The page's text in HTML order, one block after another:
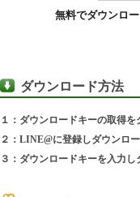
無料でダウンロー
ダウンロード方法
１：ダウンロードキーの取得を
２：LINE@に登録しダウンロ
３：ダウンロードキーを入力